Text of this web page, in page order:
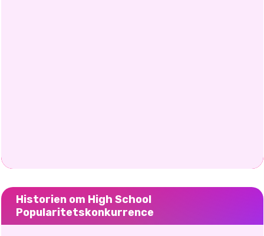
Historien om High School
Popularitetskonkurrence